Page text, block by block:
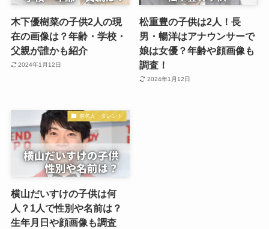
木下優樹菜の子供2人の現
在の画像は？年齢・学校・
父親が誰かも紹介
2024年1月12日
松重豊の子供は2人！長
男・暢洋はアナウンサーで
娘は女優？年齢や顔画像も
調査！
2024年1月12日
有名人・タレント
横山だいすけの子供は何
人？1人で性別や名前は？
生年月日や顔画像も調査